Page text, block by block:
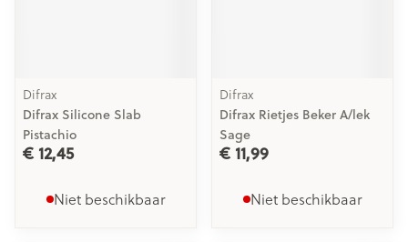
Difrax
Difrax Silicone Slab
Pistachio
€ 12,45
Niet beschikbaar
Difrax
Difrax Rietjes Beker A/lek
Sage
€ 11,99
Niet beschikbaar